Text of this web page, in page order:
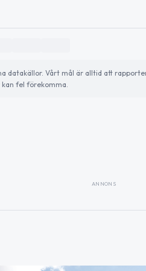
datakällor. Vårt mål är alltid att
fel förekomma.
ANNONS